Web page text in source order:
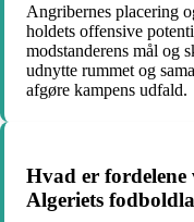
Angribernes placering
holdets offensive
modstanderens mål og
udnytte rummet og
afgøre kampens udfald.
Hvad er
Algeriets